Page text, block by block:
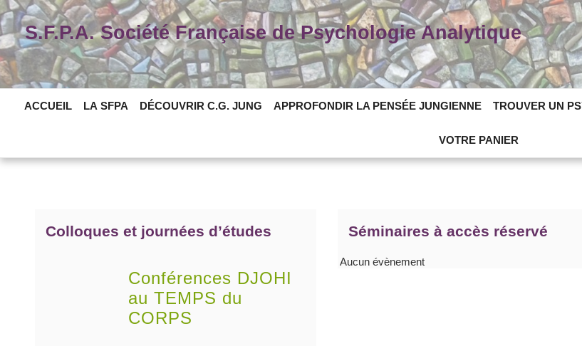
Skip
to
contentS.F.P.A. Société Française de Psychologie Analytique
ACCUEIL LA SFPA DÉCOUVRIR C.G. JUNG APPROFONDIR LA PENSÉE JUNGIENNE TROUVER UN
VOTRE PANIER
Colloques et journées d’études
Conférences DJOHI
au TEMPS du
CORPS
Séminaires à accès réservé
Aucun évènement